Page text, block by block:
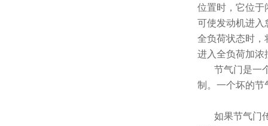
位置时，它位于
可使发动机进入
全负荷状态时，
进入全负荷加浓
节气门是一
制。一个坏的节
如果节气门